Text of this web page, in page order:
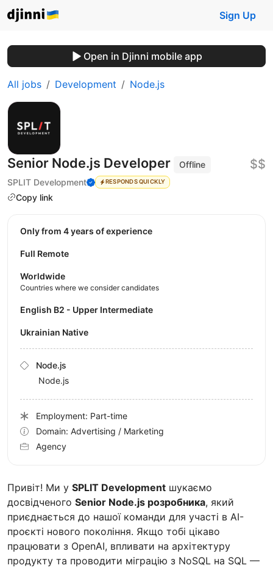
Sign Up
Open in Djinni mobile app
All jobs Development Node.js
Senior Node.js Developer
Offline
SPLIT Development
RESPONDS QUICKLY
Copy link
$$
Привіт! Ми у SPLIT Development шукаємо
досвідченого Senior Node.js розробника, який
приєднається до нашої команди для участі в AI-
проєкті нового покоління. Якщо тобі цікаво
працювати з OpenAI, впливати на архітектуру
продукту та проводити міграцію з NoSQL на SQL —
Only from 4 years of experience
Full Remote
Worldwide
Countries where we consider candidates
English B2 - Upper Intermediate
Ukrainian Native
Node.js
Node.js
Employment: Part-time
Domain: Advertising / Marketing
Agency